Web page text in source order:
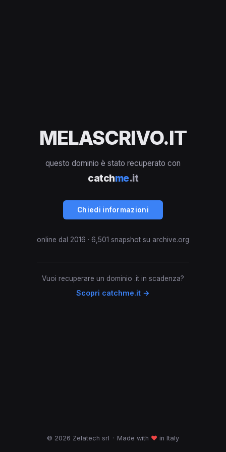
MELASCRIVO.IT
questo dominio è stato recuperato con
catchme.it
Chiedi informazioni
online dal 2016 · 6,501 snapshot su archive.org
Vuoi recuperare un dominio .it in scadenza?
Scopri catchme.it →
© 2026 Zelatech srl · Made with ♥ in Italy